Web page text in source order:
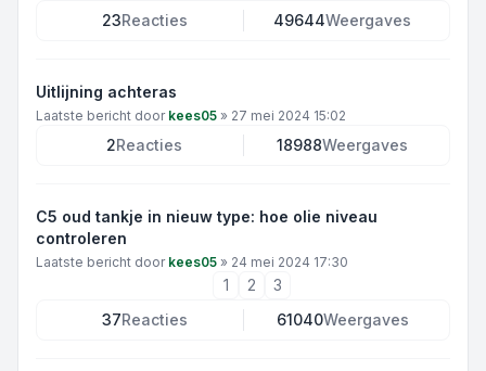
23Reacties 49644Weergaves
Uitlijning achteras
Laatste bericht door kees05 » 27 mei 2024 15:02
2Reacties 18988Weergaves
C5 oud tankje in nieuw type: hoe olie niveau
controleren
Laatste bericht door kees05 » 24 mei 2024 17:30
1 2
3
37Reacties 61040Weergaves